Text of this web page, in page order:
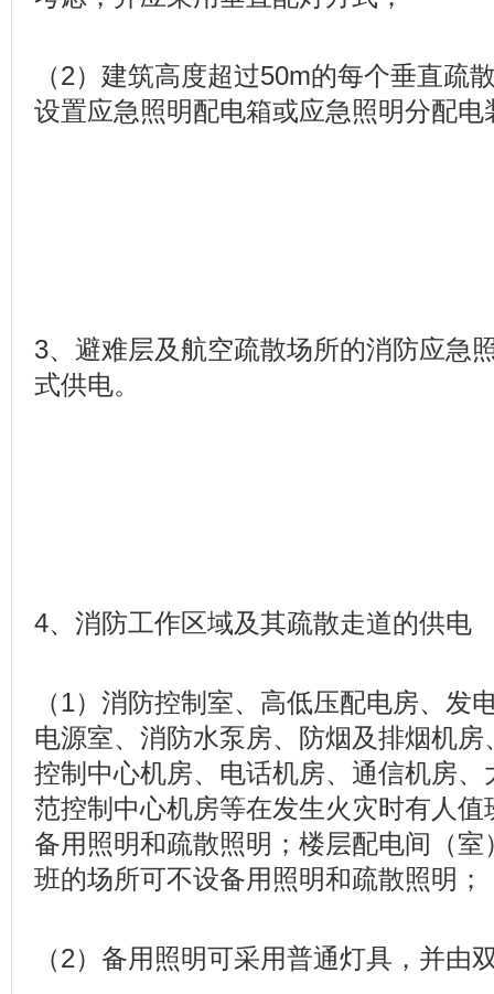
（2）建筑高度超过50m的每个垂直疏
设置应急照明配电箱或应急照明分配电
3、避难层及航空疏散场所的消防应急
式供电。
4、消防工作区域及其疏散走道的供电
（1）消防控制室、高低压配电房、发
电源室、消防水泵房、防烟及排烟机
控制中心机房、电话机房、通信机房
范控制中心机房等在发生火灾时有人
备用照明和疏散照明；楼层配电间（
班的场所可不设备用照明和疏散照明；
（2）备用照明可采用普通灯具，并由